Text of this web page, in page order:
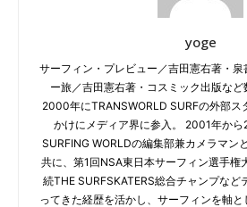
yoge
サーフィン・プレビュー／吉田憲右著・泉
ー旅／吉田憲右著・コスミック出版など
2000年にTRANSWORLD SURFの外部ス
かけにメディア界に参入。 2001年か
SURFING WORLDの編集部兼カメラマン
共に、第1回NSA東日本サーフィン選手権
続THE SURFSKATERS総合チャンプなど
ってきた経歴を活かし、サーフィンを軸